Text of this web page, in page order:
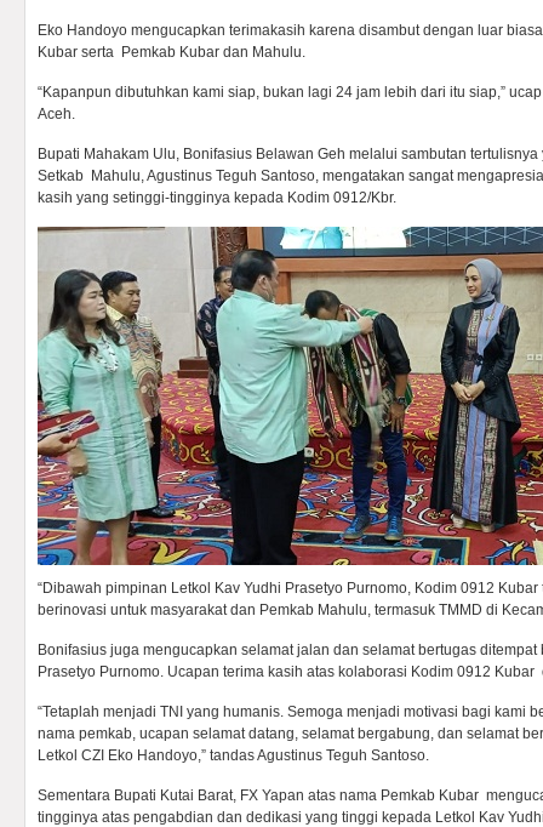
Eko Handoyo mengucapkan terimakasih karena disambut dengan luar
Kubar serta Pemkab Kubar dan Mahulu.
“Kapanpun dibutuhkan kami siap, bukan lagi 24 jam lebih dari itu siap,”
Aceh.
Bupati Mahakam Ulu, Bonifasius Belawan Geh melalui sambutan
Setkab Mahulu, Agustinus Teguh Santoso, mengatakan sangat
kasih yang setinggi-tingginya kepada Kodim 0912/Kbr.
“Dibawah pimpinan Letkol Kav Yudhi Prasetyo Purnomo, Kodim 0912
berinovasi untuk masyarakat dan Pemkab Mahulu, termasuk TMMD di
Bonifasius juga mengucapkan selamat jalan dan selamat bertugas
Prasetyo Purnomo. Ucapan terima kasih atas kolaborasi Kodim 0912
“Tetaplah menjadi TNI yang humanis. Semoga menjadi motivasi bagi kami
nama pemkab, ucapan selamat datang, selamat bergabung, dan selamat
Letkol CZI Eko Handoyo,” tandas Agustinus Teguh Santoso.
Sementara Bupati Kutai Barat, FX Yapan atas nama Pemkab Kubar
tingginya atas pengabdian dan dedikasi yang tinggi kepada Letkol Kav